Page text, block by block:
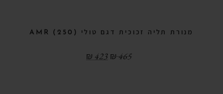
מנורת תליה זכוכית דגם טולי (250) AMR
₪ 465
₪ 423